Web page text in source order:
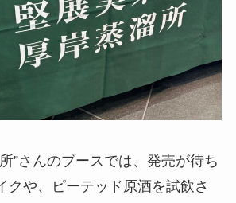
”さんのブースでは、発売が待ち
クや、ピーテッド原酒を試飲さ